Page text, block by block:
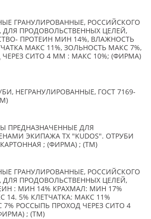
ГРАНУЛИРОВАННЫЕ, РОССИЙСКОГО
ПРОДОВОЛЬСТВЕННЫХ ЦЕЛЕЙ,
ПРОТЕИН МИН 14%, ВЛАЖНОСТЬ
МАКС 11%, ЗОЛЬНОСТЬ МАКС 7%,
СИТО 4 ММ : МАКС 10%; (ФИРМА)
НЕГРАНУЛИРОВАННЫЕ, ГОСТ 7169-
ПРЕДНАЗНАЧЕННЫЕ ДЛЯ
ЭКИПАЖА ТХ "KUDOS". ОТРУБИ
; (ФИРМА) ; (TM)
ГРАНУЛИРОВАННЫЕ, РОССИЙСКОГО
ПРОДОВОЛЬСТВЕННЫХ ЦЕЛЕЙ,
: МИН 14% КРАХМАЛ: МИН 17%
5% КЛЕТЧАТКА: МАКС 11%
РОССЫПЬ ПРОХОД ЧЕРЕЗ СИТО 4
; (TM)